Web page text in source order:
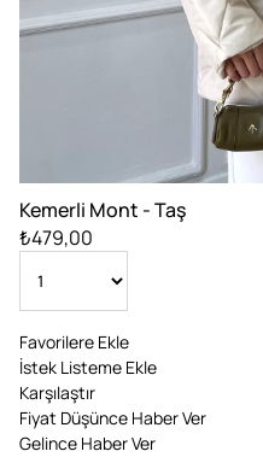
Kemerli Mont - Taş
₺479,00
Favorilere Ekle
İstek Listeme Ekle
Karşılaştır
Fiyat Düşünce Haber Ver
Gelince Haber Ver